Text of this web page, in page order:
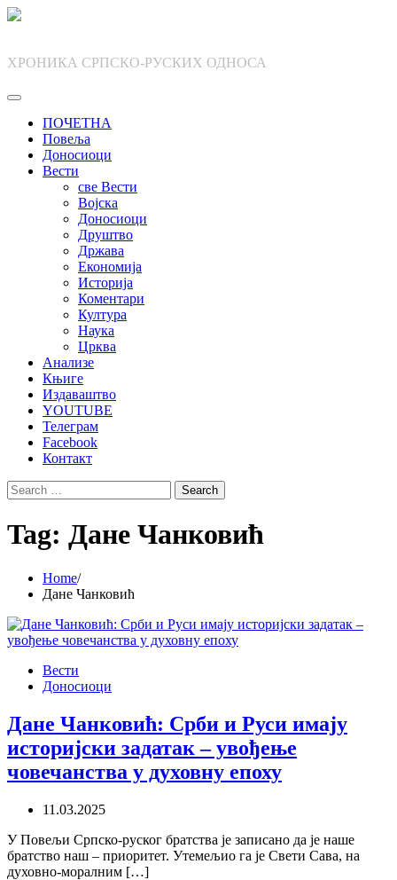
Skip
ХРОНИКА СРПСКО-РУСКИХ ОДНОСА
ПОЧЕТНА
Повеља
Доносиоци
Вести
све Вести
Војска
Доносиоци
Друштво
Држава
Економија
Историја
Коментари
Култура
Наука
Црква
Анализе
Књиге
Издаваштво
YOUTUBE
Телеграм
Facebook
Контакт
Search
for:
Tag: Дане Чанковић
Home
Дане Чанковић
Вести
Доносиоци
Дане Чанковић: Срби и Руси имају
историјски задатак – увођење
човечанства у духовну епоху
11.03.2025
У Повељи Српско-руског братства је записано да је наше
братство наш – приоритет. Утемељио га је Свети Сава, на
духовно-моралним […]